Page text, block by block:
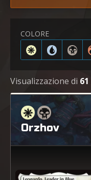
COLORE
Visualizzazione di 61
Orzhov